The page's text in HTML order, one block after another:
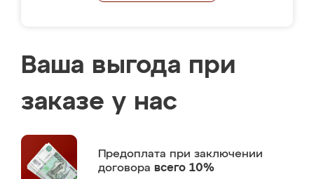
Ваша выгода при
заказе у нас
Предоплата при заключении
договора всего 10%